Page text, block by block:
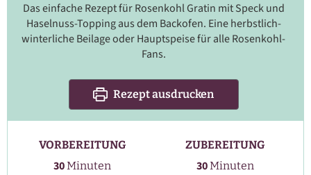
Das einfache Rezept für Rosenkohl Gratin mit Speck und
Haselnuss-Topping aus dem Backofen. Eine herbstlich-
winterliche Beilage oder Hauptspeise für alle Rosenkohl-
Fans.
Rezept ausdrucken
VORBEREITUNG
30Minuten
Minuten
ZUBEREITUNG
30Minuten
Minuten